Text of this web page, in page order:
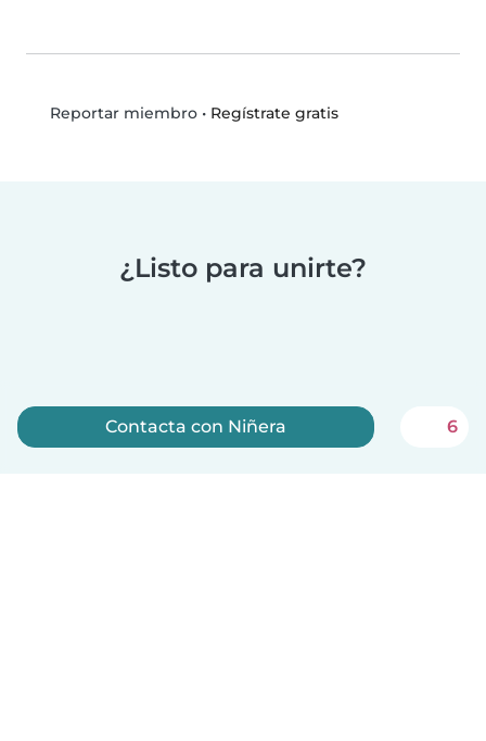
Reportar miembro• Regístrate gratis
¿Listo para unirte?
Contacta con Niñera 6